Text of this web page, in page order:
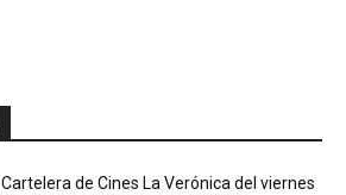
Cartelera de Cines La Verónica del viernes